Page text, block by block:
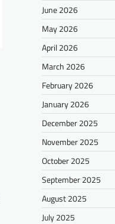
June 2026
May 2026
April 2026
March 2026
February 2026
January 2026
December 2025
November 2025
October 2025
September 2025
August 2025
July 2025